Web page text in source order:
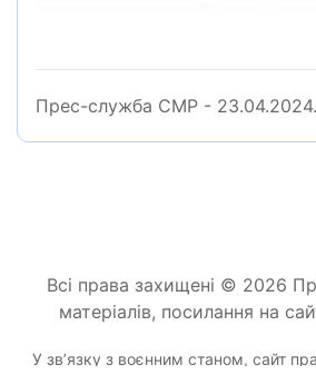
Прес-служба СМР - 23.04.2024.
Всі права захищені © 2026
матеріалів, посилання на
У звʼязку з воєнним станом, сайт